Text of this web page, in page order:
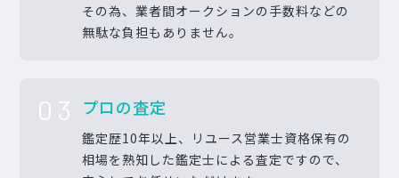
その為、業者間オークションの手数料などの
無駄な負担もありません。
03 プロの査定
鑑定歴10年以上、リユース営業士資格保有の
相場を熟知した鑑定士による査定ですので、